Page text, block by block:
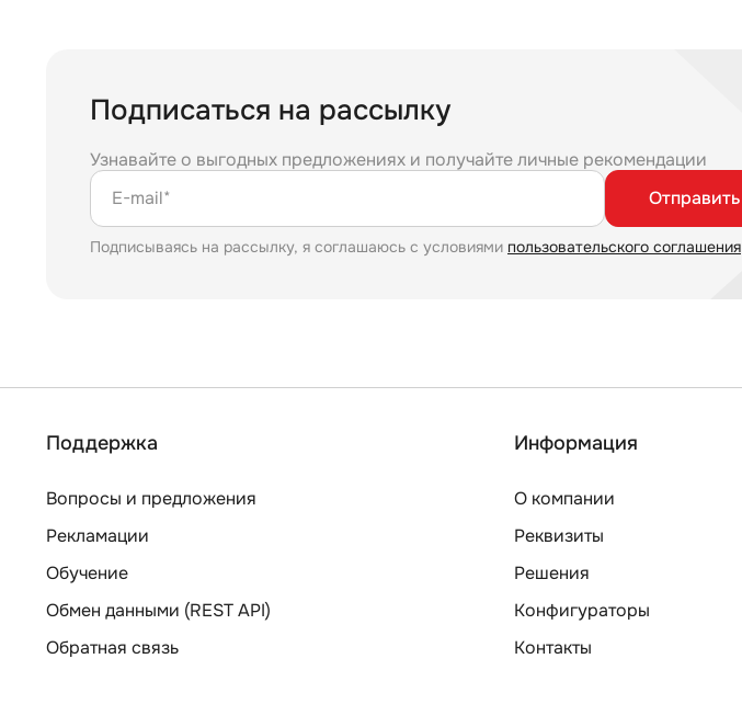
Подписаться на рассылку
Узнавайте о выгодных предложениях и получайте личные рекомендации
E-mail*
Отправить
Подписываясь на рассылку, я соглашаюсь с условиями пользовательского соглашения
Поддержка
Вопросы и предложения
Рекламации
Обучение
Обмен данными (REST API)
Обратная связь
Информация
О компании
Реквизиты
Решения
Конфигураторы
Контакты